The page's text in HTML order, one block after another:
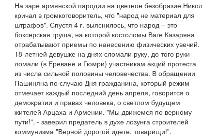
На заре армянской пародии на цветное безобразие Никол
кричал в громкоговоритель, что "народ не материал для
штрафов". Спустя 4 г. выяснилось, что народ – это
боксерская груша, на которой костоломы Ваге Казаряна
отрабатывают приемы по нанесению физических увечий.
18-летней девушке на днях сломали руку, до того руки
ломали (в Ереване и Гюмри) участникам акций протеста
из числа сильной половины человечества. В обращении
Пашиняна по случаю Дня гражданина, который режим
отмечает каждый последний день апреля, говорится о
демократии и правах человека, о светлом будущем
жителей Арцаха и Армении. "Мы движемся по верному
пути!", - заверил предатель в духе лозунга строителей
коммунизма "Верной дорогой идете, товарищи!".